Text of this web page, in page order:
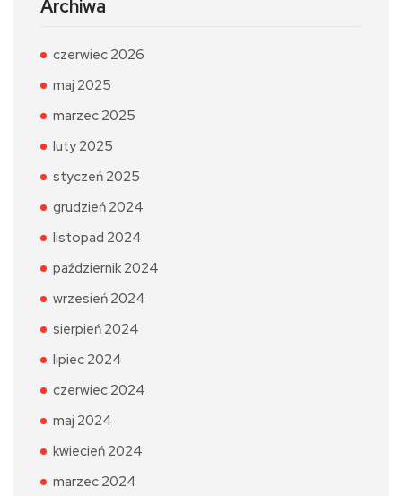
Archiwa
czerwiec 2026
maj 2025
marzec 2025
luty 2025
styczeń 2025
grudzień 2024
listopad 2024
październik 2024
wrzesień 2024
sierpień 2024
lipiec 2024
czerwiec 2024
maj 2024
kwiecień 2024
marzec 2024